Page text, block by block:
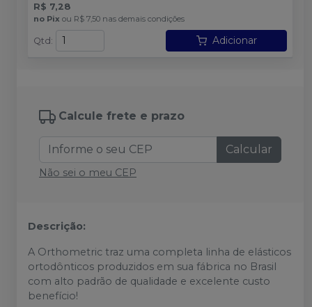
R$ 7,28
no Pix ou R$ 7,50 nas demais condições
Qtd: Adicionar
Calcule frete e prazo
Calcular
Não sei o meu CEP
Descrição:
A Orthometric traz uma completa linha de elásticos
ortodônticos produzidos em sua fábrica no Brasil
com alto padrão de qualidade e excelente custo
benefício!